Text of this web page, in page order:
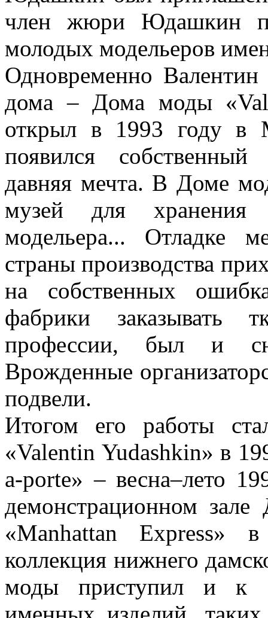
член жюри Юдашкин
молодых модельеров
Одновременно Валентин
дома – Дома моды
открыл в 1993 году в
появился
давняя мечта. В Доме
музей для
модельера... Отладке
страны производства
на собственных
фабрики заказывать
профессии, был и
Врожденные
подвели.
Итогом его работы
«Valentin Yudashkin» в
a-porte» – весна–лето
демонстрационном
«Manhattan Express»
коллекция нижнего
моды приступил и к